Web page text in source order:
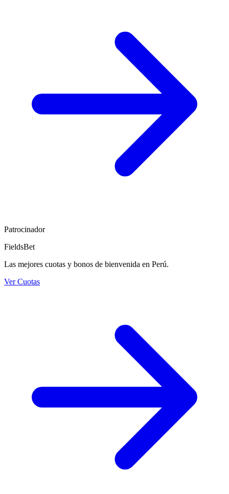
Patrocinador
FieldsBet
Las mejores cuotas y bonos de bienvenida en Perú.
Ver Cuotas